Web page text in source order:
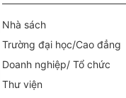
Nhà sách
Trường đại học/Cao đẳng
Doanh nghiệp/ Tổ chức
Thư viện